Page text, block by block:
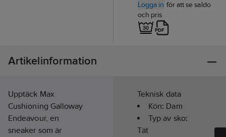
Logga in för att se saldo
och pris
Artikelinformation
Upptäck Max
Cushioning Galloway
Endeavour, en
sneaker som är
Teknisk data
Kön: Dam
Typ av sko:
Tät